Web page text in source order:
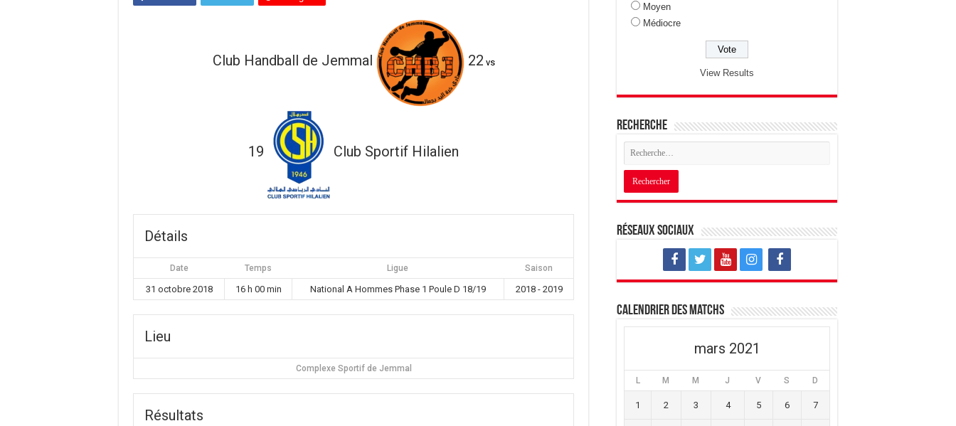
Club Handball de Jemmal 22 vs
19 Club Sportif Hilalien
Détails
Date Temps Ligue Saison
31 octobre 2018 16 h 00 min National A Hommes Phase 1 Poule D 18/19 2018 - 2019
Lieu
Complexe Sportif de Jemmal
Résultats
Moyen
Médiocre
View Results
Recherche
Réseaux sociaux
Calendrier des matchs
mars 2021
L M M J V S D
1 2 3 4 5 6 7